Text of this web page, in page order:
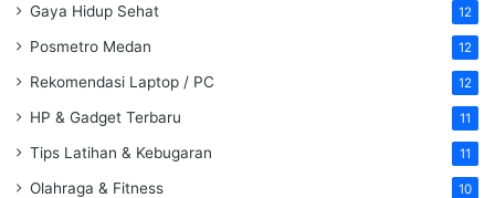
Gaya Hidup Sehat 12
Posmetro Medan 12
Rekomendasi Laptop / PC 12
HP & Gadget Terbaru 11
Tips Latihan & Kebugaran 11
Olahraga & Fitness 10